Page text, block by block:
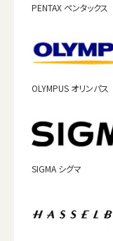
PENTAX ペンタックス
OLYMPUS オリンパス
SIGMA シグマ